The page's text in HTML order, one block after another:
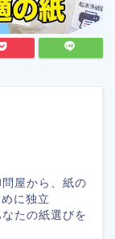
屋から、紙の
に独立
たの紙選びを